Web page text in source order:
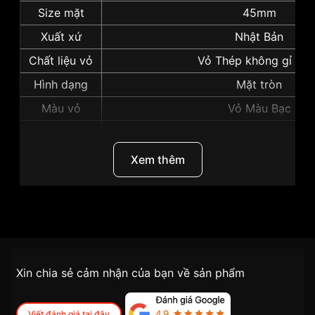
Size mặt
45mm
Xuất xứ
Nhật Bản
Chất liệu vỏ
Vỏ Thép không gỉ
Hình dạng
Mặt tròn
Màu vỏ
Vỏ Màu Bạc
Những sản phẩm tương tự"Seiko 45mm Nam
Xem thêm
Đối tượng sử dụng Nam
tiện lợi –
nhanh chóng – minh bạch
Xin chia sẻ cảm nhận của bạn về sản phẩm